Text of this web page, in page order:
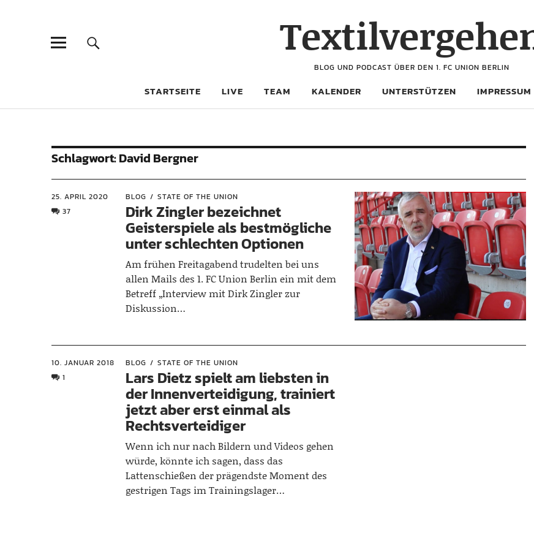
BLOG UND PODCAST ÜBER DEN 1. FC UNION BERLIN
STARTSEITE LIVE TEAM KALENDER UNTERSTÜTZEN IMPRESSUM
Schlagwort:David Bergner
25. APRIL 2020
37
BLOG STATE OF THE UNION
Dirk Zingler bezeichnet
Geisterspiele als bestmögliche
unter schlechten Optionen
Am frühen Freitagabend trudelten bei uns
allen Mails des 1. FC Union Berlin ein mit dem
Betreff „Interview mit Dirk Zingler zur
Diskussion…
10. JANUAR 2018
1
BLOG STATE OF THE UNION
Lars Dietz spielt am liebsten in
der Innenverteidigung, trainiert
jetzt aber erst einmal als
Rechtsverteidiger
Wenn ich nur nach Bildern und Videos gehen
würde, könnte ich sagen, dass das
Lattenschießen der prägendste Moment des
gestrigen Tags im Trainingslager…